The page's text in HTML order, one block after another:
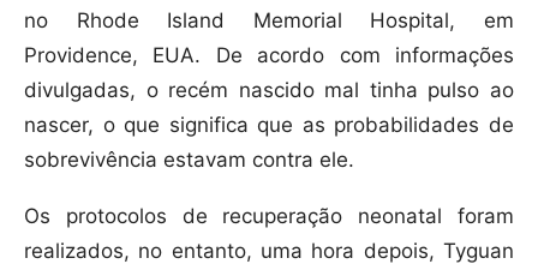
no Rhode Island Memorial Hospital, em
Providence, EUA. De acordo com informações
divulgadas, o recém nascido mal tinha pulso ao
nascer, o que significa que as probabilidades de
sobrevivência estavam contra ele.
Os protocolos de recuperação neonatal foram
realizados, no entanto, uma hora depois, Tyguan